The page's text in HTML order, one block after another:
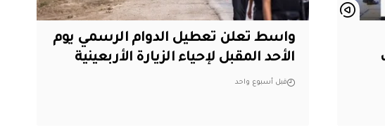
واسط تعلن تعطيل الدوام الرسمي يوم
الأحد المقبل لإحياء الزيارة الأربعينية
قبل أسبوع واحد